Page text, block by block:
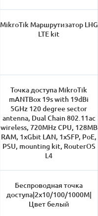
MikroTik Маршрутизатор LHG
LTE kit
Точка доступа MikroTik
mANTBox 19s with 19dBi
5GHz 120 degree sector
antenna, Dual Chain 802.11ac
wireless, 720MHz CPU, 128MB
RAM, 1xGbit LAN, 1xSFP, PoE,
PSU, mounting kit, RouterOS
L4
Беспроводная точка
доступа|2x10/100/1000M|
Цвет белый